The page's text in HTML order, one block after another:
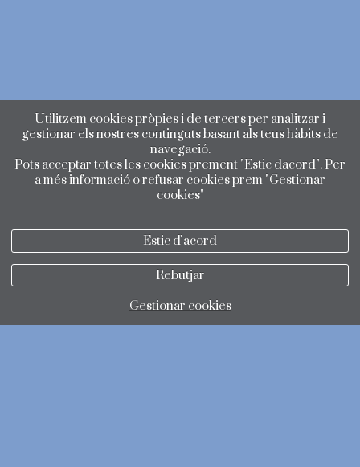
Utilitzem cookies pròpies i de tercers per analitzar i
gestionar els nostres continguts basant als teus hàbits de
navegació.
Pots acceptar totes les cookies prement "Estic dacord". Per
a més informació o refusar cookies prem "Gestionar
cookies"
Estic d`acord
Rebutjar
Gestionar cookies